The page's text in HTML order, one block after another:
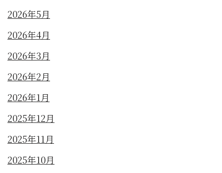
2026年5月
2026年4月
2026年3月
2026年2月
2026年1月
2025年12月
2025年11月
2025年10月